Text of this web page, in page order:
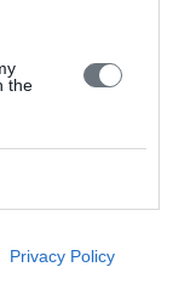
the
Privacy Policy
ΤΗΣ